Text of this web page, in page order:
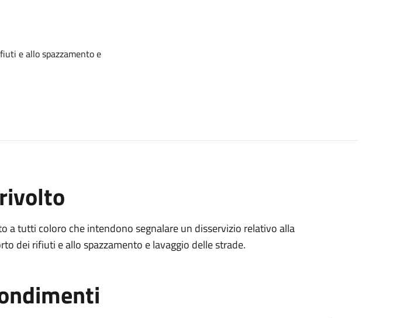
e allo spazzamento e
a tutti coloro che intendono segnalare un disservizio relativo alla
dei rifiuti e allo spazzamento e lavaggio delle strade.